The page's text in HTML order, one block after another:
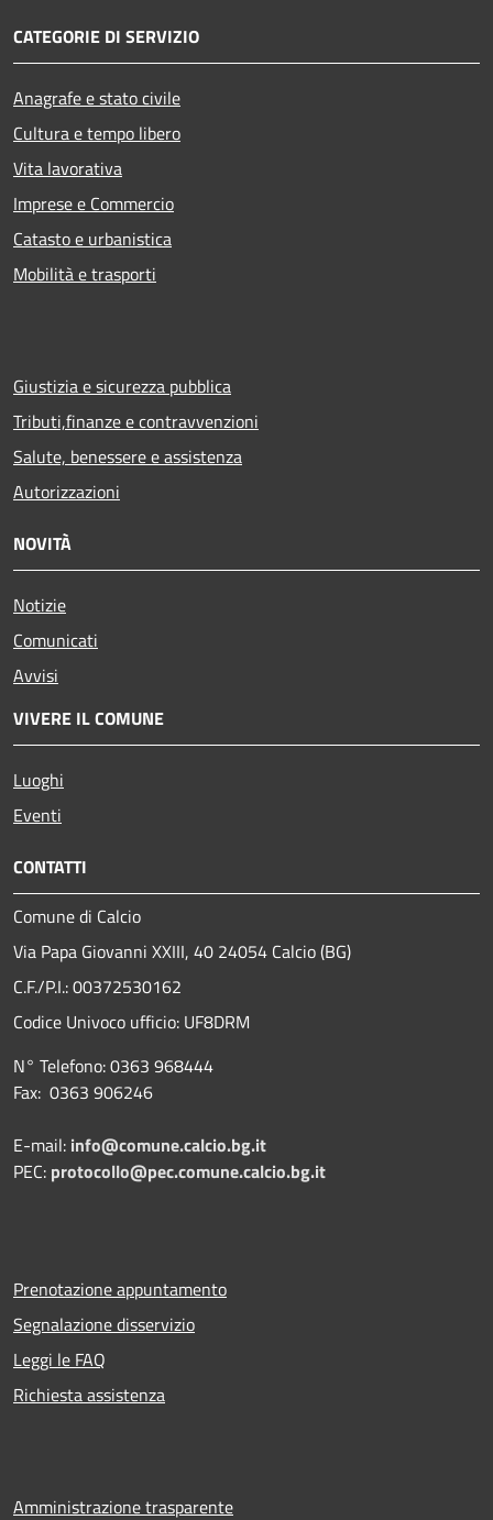
CATEGORIE DI SERVIZIO
Anagrafe e stato civile
Cultura e tempo libero
Vita lavorativa
Imprese e Commercio
Catasto e urbanistica
Mobilità e trasporti
Giustizia e sicurezza pubblica
Tributi,finanze e contravvenzioni
Salute, benessere e assistenza
Autorizzazioni
NOVITÀ
Notizie
Comunicati
Avvisi
VIVERE IL COMUNE
Luoghi
Eventi
CONTATTI
Comune di Calcio
Via Papa Giovanni XXIII, 40 24054 Calcio (BG)
C.F./P.I.: 00372530162
Codice Univoco ufficio: UF8DRM
N° Telefono: 0363 968444
Fax: 0363 906246
E-mail: info@comune.calcio.bg.it
PEC: protocollo@pec.comune.calcio.bg.it
Prenotazione appuntamento
Segnalazione disservizio
Leggi le FAQ
Richiesta assistenza
Amministrazione trasparente